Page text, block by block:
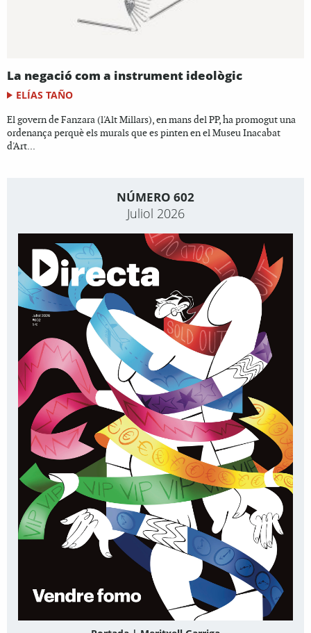
La negació com a instrument ideològic
ELÍAS TAÑO
El govern de Fanzara (l'Alt Millars), en mans del PP, ha promogut una
ordenança perquè els murals que es pinten en el Museu Inacabat
d'Art...
NÚMERO 602
Juliol 2026